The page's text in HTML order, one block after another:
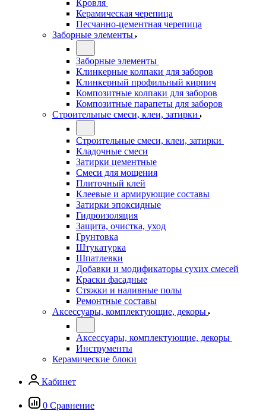
Кровля
Керамическая черепица
Песчанно-цементная черепица
Заборные элементы
Заборные элементы
Клинкерные колпаки для заборов
Клинкерный профильный кирпич
Композитные колпаки для заборов
Композитные парапеты для заборов
Строительные смеси, клеи, затирки
Строительные смеси, клеи, затирки
Кладочные смеси
Затирки цементные
Смеси для мощения
Плиточный клей
Клеевые и армирующие составы
Затирки эпоксидные
Гидроизоляция
Защита, очистка, уход
Грунтовка
Штукатурка
Шпатлевки
Добавки и модификаторы сухих смесей
Краски фасадные
Стяжки и наливные полы
Ремонтные составы
Аксессуары, комплектующие, декоры
Аксессуары, комплектующие, декоры
Инструменты
Керамические блоки
Кабинет
0 Сравнение